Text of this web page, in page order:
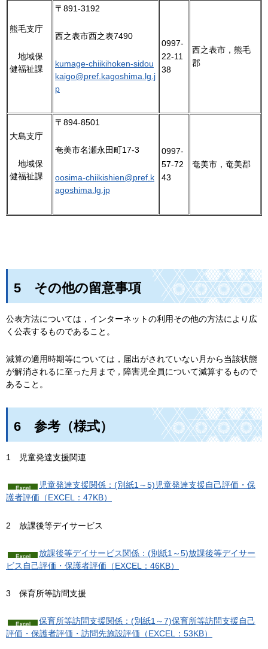
熊毛支庁
地域保
健福祉課
〒891-3192
西之表市西之表7490
kumage-chiikihoken-sidou
kaigo@pref.kagoshima.lg.j
p
0997-
22-11
38
西之表市，熊毛
郡
大島支庁
地域保
健福祉課
〒894-8501
奄美市名瀬永田町17-3
oosima-chiikishien@pref.k
agoshima.lg.jp
0997-
57-72
43
奄美市，奄美郡
5 その他の留意事項
公表方法については，インターネットの利用その他の方法により広
く公表するものであること。
減算の適用時期等については，届出がされていない月から当該状態
が解消されるに至った月まで，障害児全員について減算するもので
あること。
6 参考（様式）
1 児童発達支援関連
児童発達支援関係：(別紙1～5)児童発達支援自己評価・保
護者評価（EXCEL：47KB）
2 放課後等デイサービス
放課後等デイサービス関係：(別紙1～5)放課後等デイサー
ビス自己評価・保護者評価（EXCEL：46KB）
3 保育所等訪問支援
保育所等訪問支援関係：(別紙1～7)保育所等訪問支援自己
評価・保護者評価・訪問先施設評価（EXCEL：53KB）